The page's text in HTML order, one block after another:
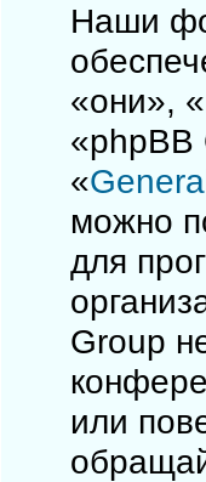
Наши
«они»,
«phpBB
«
можно
для
Group
или